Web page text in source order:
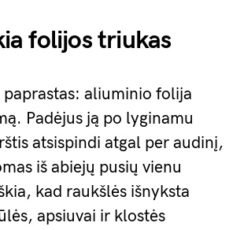
folijos triukas
paprastas: aliuminio folija
Padėjus ją po lyginamu
atsispindi atgal per audinį,
iš abiejų pusių vienu
kad raukšlės išnyksta
apsiuvai ir klostės